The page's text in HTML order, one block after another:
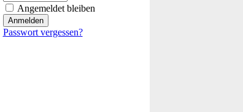
Angemeldet bleiben
Passwort vergessen?